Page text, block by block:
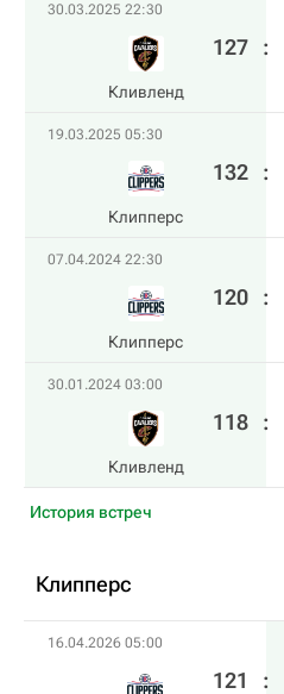
30.03.2025 22:30
Кливленд
127 :
19.03.2025 05:30
Клипперс
132 :
07.04.2024 22:30
Клипперс
120 :
30.01.2024 03:00
Кливленд
118 :
История встреч
Клипперс
16.04.2026 05:00
121 :